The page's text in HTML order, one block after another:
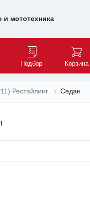
и мототехника
Подбор Корзина
Рестайлинг Седан